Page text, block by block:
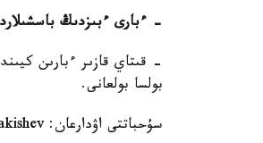
- ءبارى ءبىزدىڭ
- قىتاي قازىر ءبارىن
بولسا بولعانى.
سۇحباتتى اۋدارعان: Jolimbet Makishev‎(Facebook پاراقشاسىنان)